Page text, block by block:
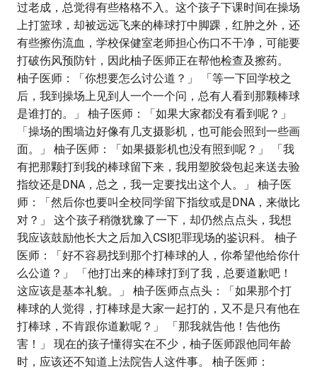
过老成，总觉得有些格格不入。这个孩子下课时间在操场
上打篮球，却被远远飞来的棒球打中脚踝，红肿之外，还
有些擦伤流血，学校保健室老师担心伤口不干净，可能要
打破伤风预防针，因此柚子医师正在帮他检查及擦药。
柚子医师：「你想要怎么讨公道？」 「等一下回学校之
后，我到操场上见到人一个一个问，总有人看到那颗棒球
是谁打的。」 柚子医师：「如果大家都没有看到呢？」
「操场的围墙边好像有几支摄影机，也可能会照到一些画
面。」 柚子医师：「如果摄影机也没有照到呢？」 「我
有把那颗打到我的棒球留下来，我用塑胶袋包起来送去验
指纹还是DNA，总之，我一定要找出这个人。」 柚子医
师：「然后你也要叫全校同学留下指纹或是DNA，来做比
对？」 这个孩子稍微犹豫了一下，却仍然点点头，我想
我应该鼓励他长大之后加入CSI犯罪现场的鉴识科。 柚子
医师：「好不容易找到那个打棒球的人，你希望他给你什
么公道？」 「他打出来的棒球打到了我，总要道歉吧！
这应该是基本礼貌。」 柚子医师点点头：「如果那个打
棒球的人觉得，打棒球是大家一起打的，又不是只有他在
打棒球，不肯跟你道歉呢？」 「那我就告他！告他伤
害！」 现在的孩子懂得实在不少，柚子医师跟他同年龄
时，应该还不知道上法院告人这件事。 柚子医师：